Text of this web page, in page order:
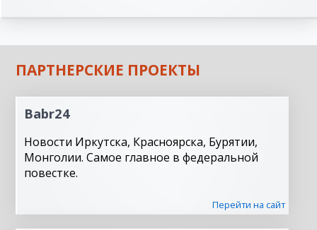
ПАРТНЕРСКИЕ ПРОЕКТЫ
Babr24
Новости Иркутска, Красноярска, Бурятии,
Монголии. Самое главное в федеральной
повестке.
Перейти на сайт